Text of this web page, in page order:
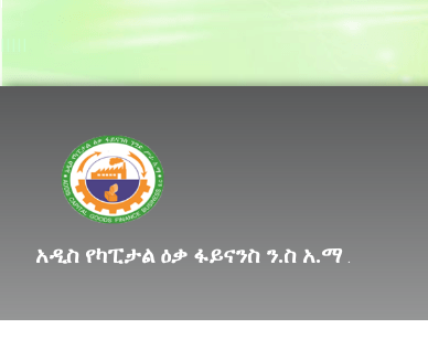
አዲስ የካፒታል ዕቃ ፋይናንስ ን.ስ አ.ማ .